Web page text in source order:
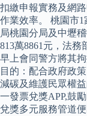
扣繳申報實務及網
作業效率。 桃園市
局桃園分局及中壢
813萬8861元，法務
早上會同警方將其
目的：配合政府政
減碳及維護民眾權
一發票兌獎APP,鼓
兌獎多元服務管道